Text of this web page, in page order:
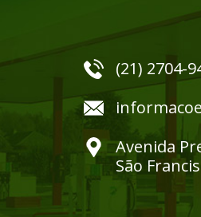
(21) 2704-
Avenida
São